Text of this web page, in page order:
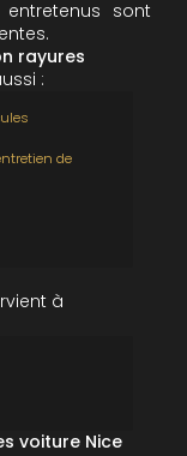
sont
rayures
:
de
à
voiture Nice